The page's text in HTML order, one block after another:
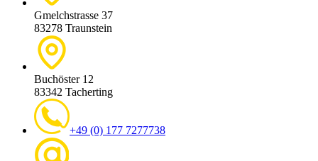
Gmelchstrasse 37
83278 Traunstein
Buchöster 12
83342 Tacherting
+49 (0) 177 7277738